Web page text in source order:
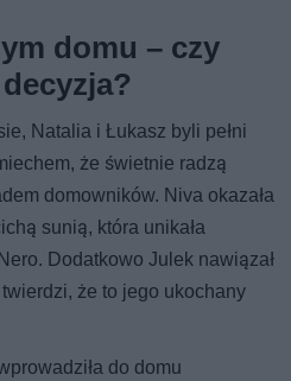
domu – czy
Natalia i Łukasz byli pełni
że świetnie radzą
domowników. Niva okazała
sunią, która unikała
Dodatkowo Julek nawiązał
że to jego ukochany
do domu